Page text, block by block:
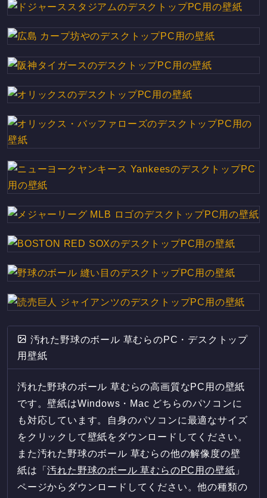
汚れた野球のボール 草むらのPC・デスクトップ
用壁紙
汚れた野球のボール 草むらの高画質なPC用の壁紙
です。壁紙はWindows・Mac どちらのパソコンに
も対応しています。自身のパソコンに最適なサイズ
をクリックして壁紙をダウンロードしてください。
また汚れた野球のボール 草むらの他の解像度の壁
紙は「汚れた野球のボール 草むらのPC用の壁紙 」
ページからダウンロードしてください。他の種類の